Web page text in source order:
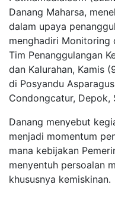
Danang Maharsa,
dalam upaya
menghadiri Monitoring
Tim Penanggulangan
dan Kalurahan, Kamis
di Posyandu
Condongcatur, Depok,
Danang menyebut
menjadi momentum
mana kebijakan
menyentuh persoalan
khususnya kemiskinan.